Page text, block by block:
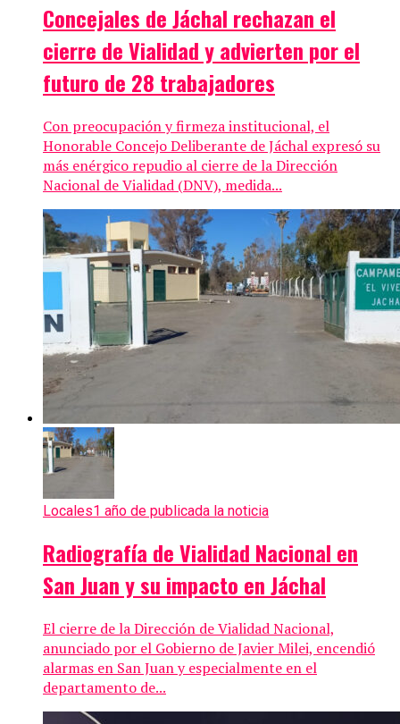
Concejales de Jáchal rechazan el
cierre de Vialidad y advierten por el
futuro de 28 trabajadores
Con preocupación y firmeza institucional, el
Honorable Concejo Deliberante de Jáchal expresó su
más enérgico repudio al cierre de la Dirección
Nacional de Vialidad (DNV), medida...
Locales1 año de publicada la noticia
Radiografía de Vialidad Nacional en
San Juan y su impacto en Jáchal
El cierre de la Dirección de Vialidad Nacional,
anunciado por el Gobierno de Javier Milei, encendió
alarmas en San Juan y especialmente en el
departamento de...